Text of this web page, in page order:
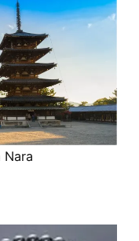
Nara